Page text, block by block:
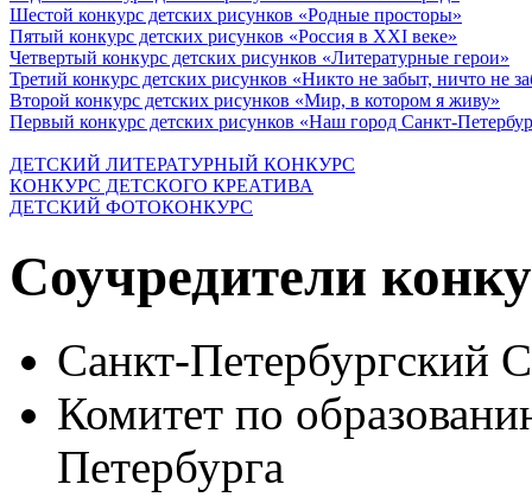
Шестой конкурс детских рисунков «Родные просторы»
Пятый конкурс детских рисунков «Россия в XXI веке»
Четвертый конкурс детских рисунков «Литературные герои»
Третий конкурс детских рисунков «Никто не забыт, ничто не
Второй конкурс детских рисунков «Мир, в котором я живу»
Первый конкурс детских рисунков «Наш город Санкт-
ДЕТСКИЙ ЛИТЕРАТУРНЫЙ КОНКУРС
КОНКУРС ДЕТСКОГО КРЕАТИВА
ДЕТСКИЙ ФОТОКОНКУРС
Соучредители
Санкт-Петербургский
Комитет по
Петербурга